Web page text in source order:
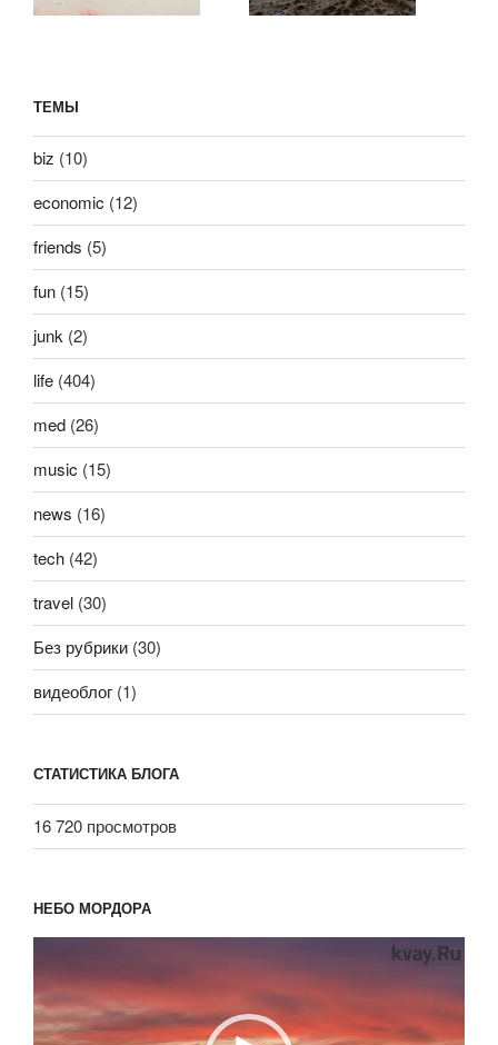
ТЕМЫ
biz (10)
economic (12)
friends (5)
fun (15)
junk (2)
life (404)
med (26)
music (15)
news (16)
tech (42)
travel (30)
Без рубрики (30)
видеоблог (1)
СТАТИСТИКА БЛОГА
16 720 просмотров
НЕБО МОРДОРА